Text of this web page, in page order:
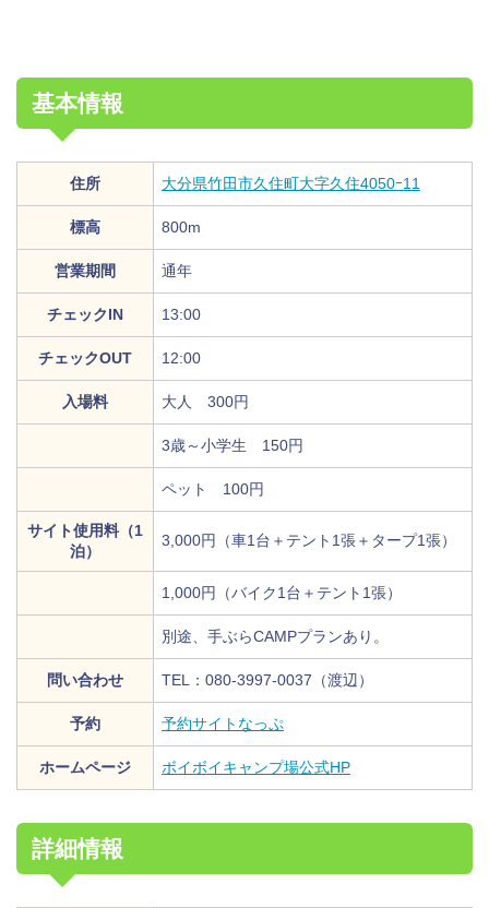
基本情報
住所 大分県竹田市久住町大字久住4050ｰ11
標高 800m
営業期間 通年
チェックIN 13:00
チェックOUT 12:00
入場料 大人 300円
3歳～小学生 150円
ペット 100円
サイト使用料（1
泊）
3,000円（車1台＋テント1張＋タープ1張）
1,000円（バイク1台＋テント1張）
別途、手ぶらCAMPプランあり。
問い合わせ TEL：080-3997-0037（渡辺）
予約 予約サイトなっぷ
ホームページ ボイボイキャンプ場公式HP
詳細情報